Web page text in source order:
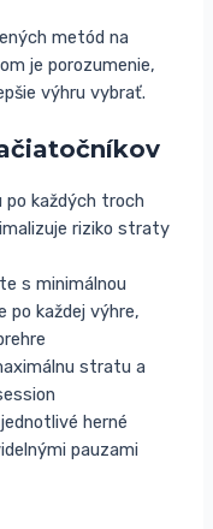
metód na
je porozumenie,
výhru vybrať.
každých troch
riziko straty
s minimálnou
po každej výhre,
stratu a
herné
pauzami